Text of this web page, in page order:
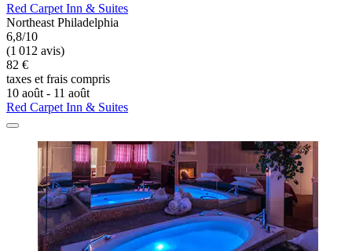
Red Carpet Inn & Suites
Northeast Philadelphia
6,8/10
(1 012 avis)
82 €
taxes et frais compris
10 août - 11 août
Red Carpet Inn & Suites